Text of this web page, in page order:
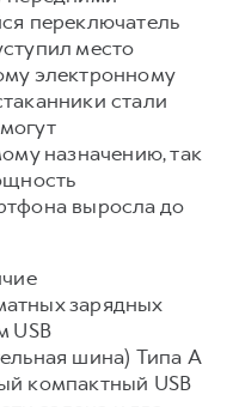
переключатель
место
электронному
стали
назначению, так
выросла до
зарядных
USB
шина) Типа A
компактный USB